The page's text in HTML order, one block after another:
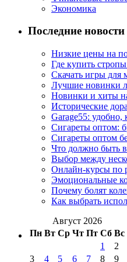
Экономика
Последние новости
Низкие цены на
Где купить
Скачать игры
Лучшие новинки
Новинки и хиты
Исторические
Garage55: удобно,
Сигареты оптом:
Сигареты оптом
Что должно быть
Выбор между
Онлайн-курсы по
Эмоциональные
Почему болят
Как выбрать
Август 2026
Пн Вт Ср Чт Пт Сб Вс
1
2
3
4 5 6 7 8 9